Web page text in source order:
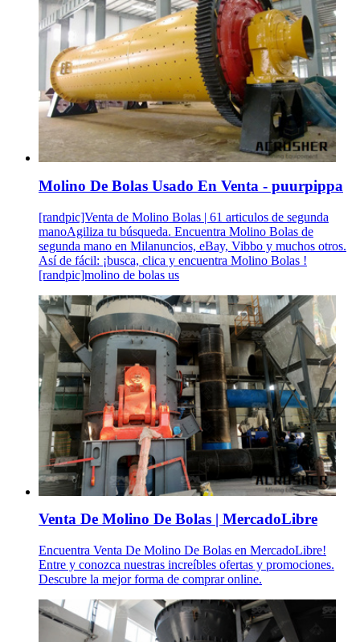
Molino De Bolas Usado En Venta - puurpippa
[randpic]Venta de Molino Bolas | 61 articulos de segunda
manoAgiliza tu búsqueda. Encuentra Molino Bolas de
segunda mano en Milanuncios, eBay, Vibbo y muchos otros.
Así de fácil: ¡busca, clica y encuentra Molino Bolas !
[randpic]molino de bolas us
Venta De Molino De Bolas | MercadoLibre
Encuentra Venta De Molino De Bolas en MercadoLibre!
Entre y conozca nuestras increíbles ofertas y promociones.
Descubre la mejor forma de comprar online.